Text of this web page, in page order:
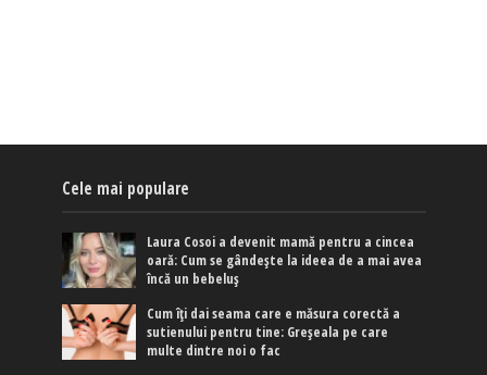
Cele mai populare
Laura Cosoi a devenit mamă pentru a cincea
oară: Cum se gândește la ideea de a mai avea
încă un bebeluș
Cum îți dai seama care e măsura corectă a
sutienului pentru tine: Greșeala pe care
multe dintre noi o fac